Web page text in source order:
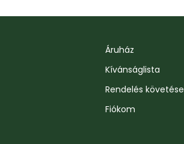
Áruház
Kívánságlista
Rendelés követése
Fiókom